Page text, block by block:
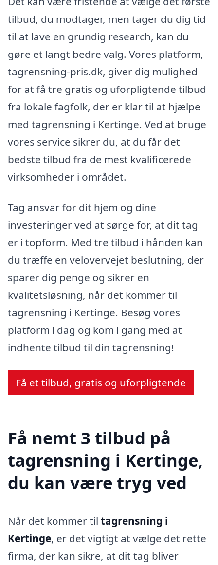
tilbud, du modtager, men tager du dig tid
til at lave en grundig research, kan du
gøre et langt bedre valg. Vores platform,
tagrensning-pris.dk, giver dig mulighed
for at få tre gratis og uforpligtende tilbud
fra lokale fagfolk, der er klar til at hjælpe
med tagrensning i Kertinge. Ved at bruge
vores service sikrer du, at du får det
bedste tilbud fra de mest kvalificerede
virksomheder i området.
Tag ansvar for dit hjem og dine
investeringer ved at sørge for, at dit tag
er i topform. Med tre tilbud i hånden kan
du træffe en velovervejet beslutning, der
sparer dig penge og sikrer en
kvalitetsløsning, når det kommer til
tagrensning i Kertinge. Besøg vores
platform i dag og kom i gang med at
indhente tilbud til din tagrensning!
Få et tilbud, gratis og uforpligtende
Få nemt 3 tilbud på
tagrensning i Kertinge,
du kan være tryg ved
Når det kommer til tagrensning i
Kertinge, er det vigtigt at vælge det rette
firma, der kan sikre, at dit tag bliver